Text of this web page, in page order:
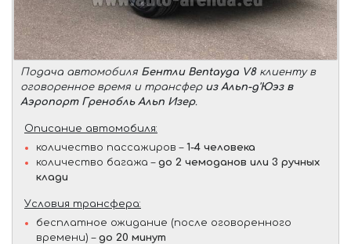
Подача автомобиля Бентли Bentayga V8клиенту в
оговоренное время и трансфер из Альп-д'Юэз в
Аэропорт Гренобль Альп Изер.
Описание автомобиля:
количество пассажиров – 1-4 человека
количество багажа – до 2 чемоданов или 3 ручных
клади
Условия трансфера:
бесплатное ожидание (после оговоренного
времени) – до 20 минут